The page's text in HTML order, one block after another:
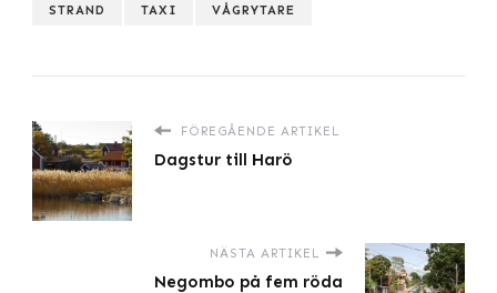
STRAND TAXI VÅGRYTARE
FÖREGÅENDE ARTIKEL
Dagstur till Harö
NÄSTA ARTIKEL
Negombo på fem röda